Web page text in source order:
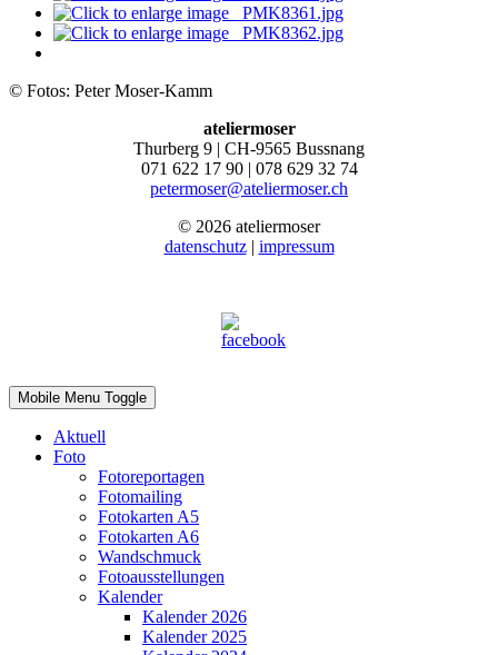
© Fotos: Peter Moser-Kamm
ateliermoser
Thurberg 9 | CH-9565 Bussnang
071 622 17 90 | 078 629 32 74
petermoser@ateliermoser.ch
© 2026 ateliermoser
datenschutz| impressum
Mobile Menu Toggle
Aktuell
Foto
Fotoreportagen
Fotomailing
Fotokarten A5
Fotokarten A6
Wandschmuck
Fotoausstellungen
Kalender
Kalender 2026
Kalender 2025